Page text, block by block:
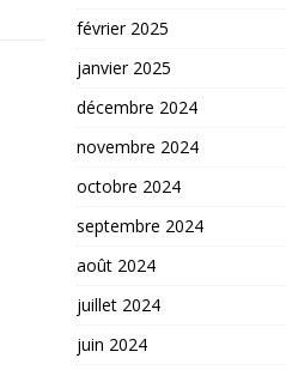
février 2025
janvier 2025
décembre 2024
novembre 2024
octobre 2024
septembre 2024
août 2024
juillet 2024
juin 2024